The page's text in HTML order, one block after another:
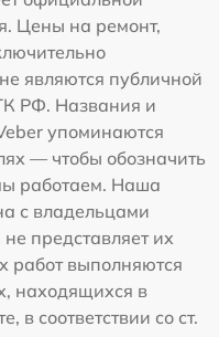
Цены на ремонт,
являются публичной
РФ. Названия и
упоминаются
— чтобы обозначить
работаем. Наша
с владельцами
представляет их
работ выполняются
находящихся в
в соответствии со ст.